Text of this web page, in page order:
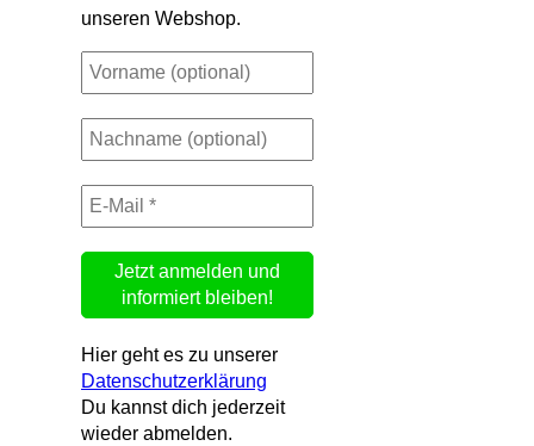
unseren Webshop.
Hier geht es zu unserer
Datenschutzerklärung
Du kannst dich jederzeit
wieder abmelden.